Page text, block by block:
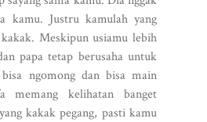
kamu. Justru kamulah yang
Meskipun usiamu lebih
papa tetap berusaha untuk
ngomong dan bisa main
memang kelihatan banget
kakak pegang, pasti kamu